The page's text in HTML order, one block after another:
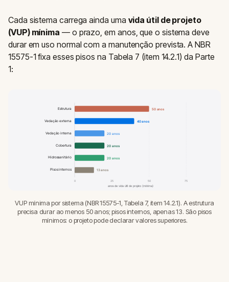
Cada sistema carrega ainda uma vida útil de projeto
(VUP) mínima — o prazo, em anos, que o sistema deve
durar em uso normal com a manutenção prevista. A NBR
15575-1 fixa esses pisos na Tabela 7 (item 14.2.1) da Parte
1:
0 25 50 75
anos de vida útil de projeto (mínima)
Estrutura
Vedação externa
Vedação interna
Cobertura
Hidrossanitário
Pisos internos
50 anos
40 anos
20 anos
20 anos
20 anos
13 anos
VUP mínima por sistema (NBR 15575-1, Tabela 7, item 14.2.1). A estrutura
precisa durar ao menos 50 anos; pisos internos, apenas 13. São pisos
mínimos: o projeto pode declarar valores superiores.